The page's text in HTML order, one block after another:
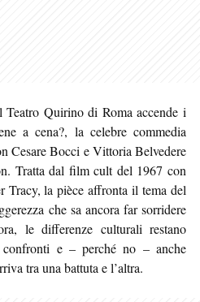
Quirino di Roma accende i
a cena?, la celebre commedia
Cesare Bocci e Vittoria Belvedere
Tratta dal film cult del 1967 con
Tracy, la pièce affronta il tema del
che sa ancora far sorridere
le differenze culturali restano
e – perché no – anche
tra una battuta e l’altra.